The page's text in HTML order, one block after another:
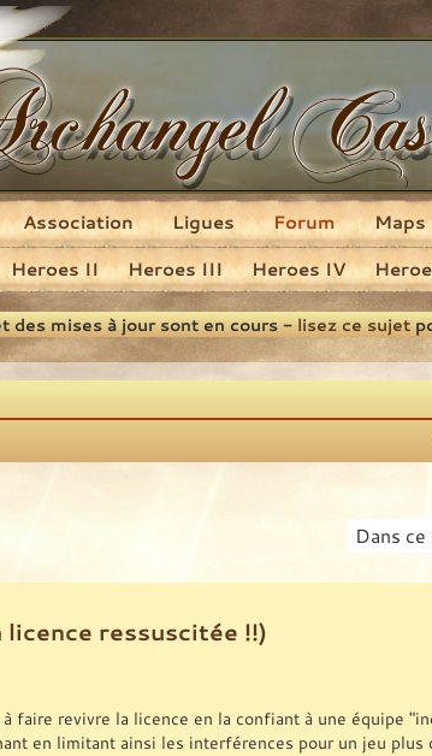
Heroes II Heroes III Heroes IV
Association Ligues Forum Maps
des mises à jour sont en cours -lisez ce sujet
ressuscitée !!)
faire revivre la licence en la confiant à une équipe
en limitant ainsi les interférences pour un jeu